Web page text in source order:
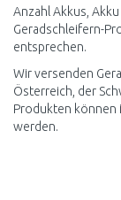
Anzahl Akkus,
Geradschleifern-
entsprechen.
Wir versenden
Österreich, der
Produkten können
werden.